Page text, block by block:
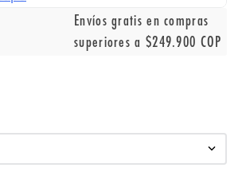
Envíos gratis en compras
superiores a $249.900 COP